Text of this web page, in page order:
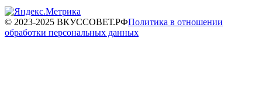
© 2023-2025 ВКУССОВЕТ.РФПолитика в отношении
обработки персональных данных